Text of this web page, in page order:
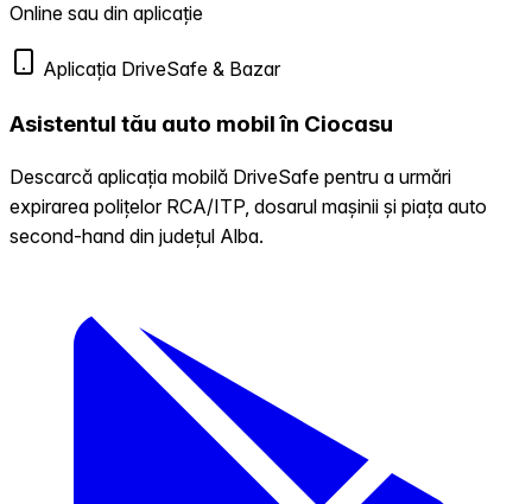
Online sau din aplicație
Aplicația DriveSafe & Bazar
Asistentul tău auto mobil în Ciocasu
Descarcă aplicația mobilă DriveSafe pentru a urmări
expirarea polițelor RCA/ITP, dosarul mașinii și piața auto
second-hand din județul Alba.